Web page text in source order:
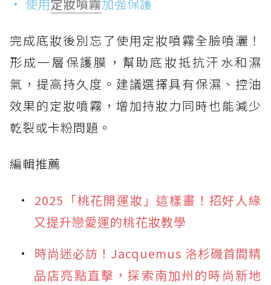
• 使用定妝噴霧加強保護
完成底妝後別忘了使用定妝噴霧全臉噴灑！
形成一層保護膜，幫助底妝抵抗汗水和濕
氣，提高持久度。建議選擇具有保濕、控油
效果的定妝噴霧，增加持妝力同時也能減少
乾裂或卡粉問題。
編輯推薦
2025「桃花開運妝」這樣畫！招好人緣
又提升戀愛運的桃花妝教學
時尚迷必訪！Jacquemus 洛杉磯首間精
品店亮點直擊，探索南加州的時尚新地